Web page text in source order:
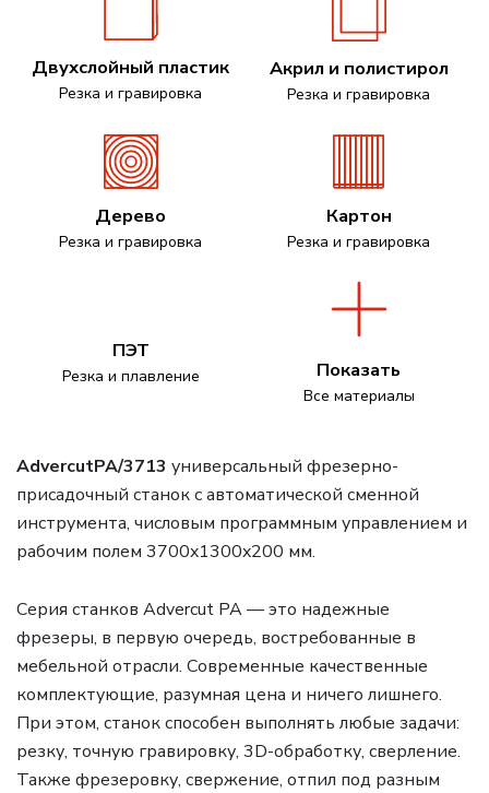
Двухслойный пластик
Резка и гравировка
Акрил и полистирол
Резка и гравировка
Дерево
Резка и гравировка
Картон
Резка и гравировка
ПЭТ
Резка и плавление Показать
Все материалы
AdvercutPA/3713 универсальный фрезерно-
присадочный станок с автоматической сменной
инструмента, числовым программным управлением и
рабочим полем 3700x1300x200 мм.
Серия станков Advercut PA — это надежные
фрезеры, в первую очередь, востребованные в
мебельной отрасли. Современные качественные
комплектующие, разумная цена и ничего лишнего.
При этом, станок способен выполнять любые задачи:
резку, точную гравировку, 3D-обработку, сверление.
Также фрезеровку, свержение, отпил под разным